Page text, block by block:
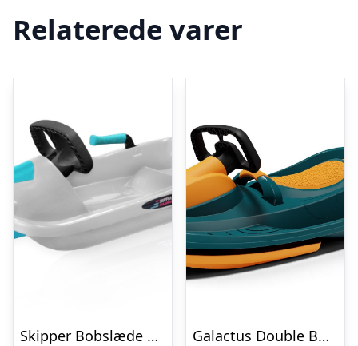
Relaterede varer
Skipper Bobslæde med rat Titan Blue Ice
Galactus Double Bobslæde med Rat, Lava Orange